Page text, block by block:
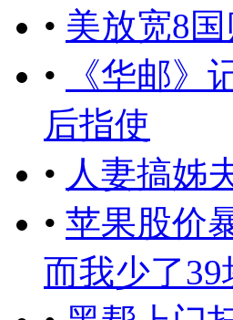
• 美放宽8
•
《华邮
后指使
• 人妻搞姊
• 苹果股价
而我少了39